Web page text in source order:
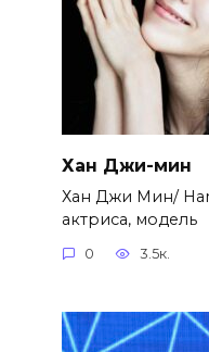
Хан Джи-мин
Хан Джи Мин/
актриса, модель
0 3.5к.